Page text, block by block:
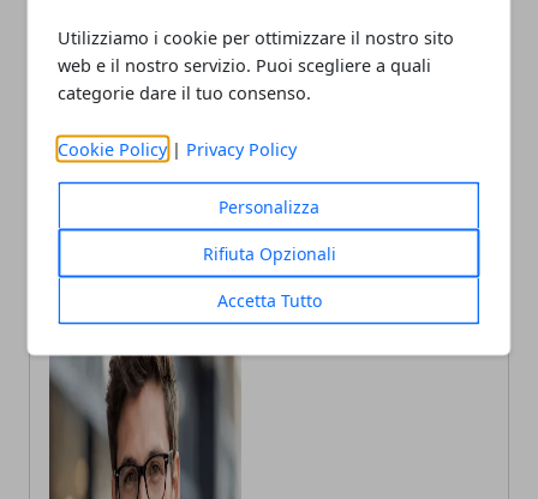
Utilizziamo i cookie per ottimizzare il nostro sito
web e il nostro servizio. Puoi scegliere a quali
categorie dare il tuo consenso.
Cookie Policy | Privacy Policy
Personalizza
Rifiuta Opzionali
Accetta Tutto
Unione Industriali Napoli,